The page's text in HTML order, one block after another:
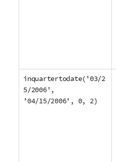
inquartertodate('03/2
5/2006',
'04/15/2006', 0, 2)